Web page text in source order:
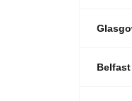
Belfast